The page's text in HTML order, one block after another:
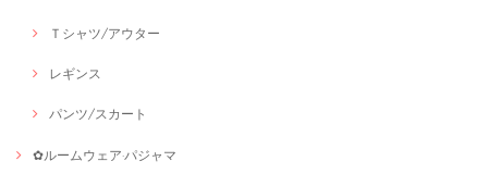
Ｔシャツ/アウター
レギンス
パンツ/スカート
✿ルームウェア·パジャマ